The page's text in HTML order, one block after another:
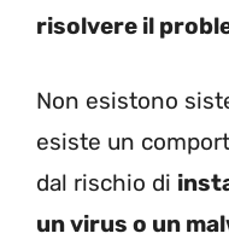
risolvere il
Non esistono
esiste un
dal rischio di
un virus o un